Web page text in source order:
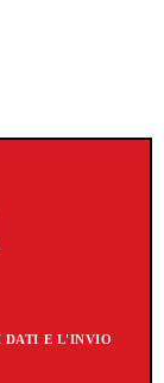
DATI E L'INVIO